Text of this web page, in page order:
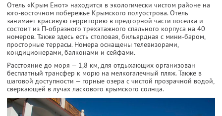
Отель «Крым Енот» находится в экологически чистом районе на
юго-восточном побережье Крымского полуострова. Отель
занимает красивую территорию в предгорной части поселка и
состоит из П-образного трехэтажного спального корпуса на 40
номеров. Также здесь есть столовая, бильярдная с мини-баром,
просторные террасы. Номера оснащены телевизорами,
кондиционерами, балконами и сейфами.
Расстояние до моря — 1,8 км, для отдыхающих организован
бесплатный трансфер к морю на мелкогалечный пляж. Также в
шаговой доступности — горные озера с чистой прозрачной водой,
сверкающей в лучах ласкового крымского солнца.